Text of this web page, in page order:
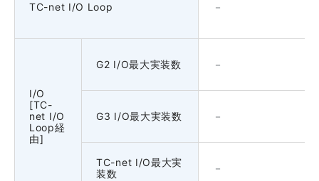
TC-net I/O Loop －
I/O
[TC-
net I/O
Loop経
由]
G2 I/O最大実装数 －
G3 I/O最大実装数 －
TC-net I/O最大実
装数
－